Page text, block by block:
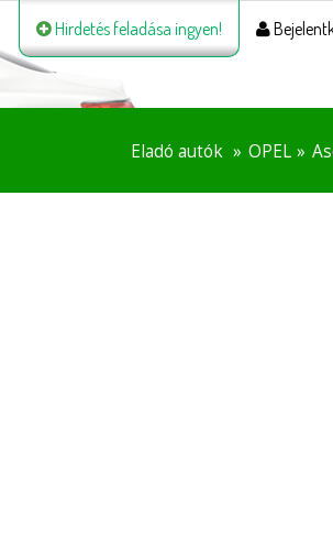
Hirdetés feladása ingyen!
Eladó autók OPEL